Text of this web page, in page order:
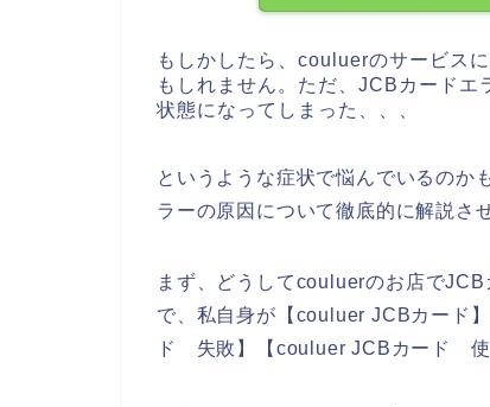
もしかしたら、couluerのサービス
もしれません。ただ、JCBカード
状態になってしまった、、、
というような症状で悩んでいるのか
ラーの原因について徹底的に解説さ
まず、どうしてcouluerのお店で
で、私自身が【couluer JCBカード
ド 失敗】【couluer JCBカード 使